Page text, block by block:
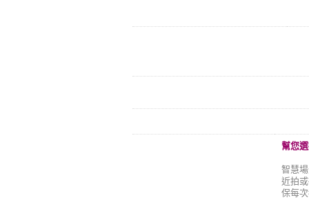
幫您
智慧
近拍
保每